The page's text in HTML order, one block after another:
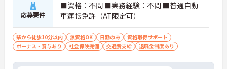
応募要件
■資格：不問 ■実務経験：不問 ■普通自動
車運転免許（AT限定可）
駅から徒歩10分以内 無資格OK 日勤のみ
資格取得サポート
ボーナス・賞与あり
社会保険完備 交通費支給 退職金制度あり